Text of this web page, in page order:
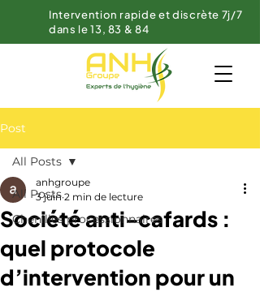
Intervention rapide et discrète 7j/7
dans le 13, 83 & 84
Post
All Posts
Chenilles processionnaires
All Posts
Société anti-cafards :
quel protocole
d’intervention pour un
anhgroupe
3 juin 2 min de lecture